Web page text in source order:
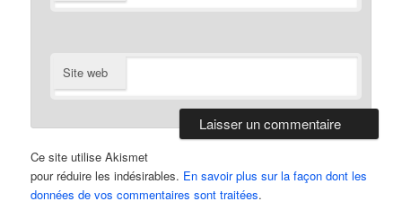
Site web
Ce site utilise Akismet
pour réduire les indésirables. En savoir plus sur la façon dont les
données de vos commentaires sont traitées.